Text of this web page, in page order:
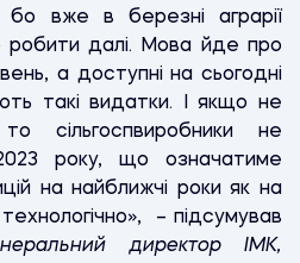
бо вже в березні аграрії
робити далі. Мова йде про
а доступні на сьогодні
такі видатки. І якщо не
сільгоспвиробники не
року, що означатиме
на найближчі роки як на
– підсумував
директор ІМК,